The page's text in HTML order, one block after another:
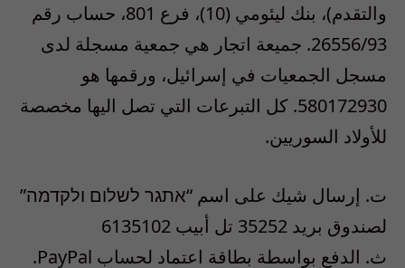
والتقدم)، بنك ليئومي (10)، فرع 801، حساب رقم
26556/93. جميعة اتجار هي جمعية مسجلة لدى
مسجل الجمعيات في إسرائيل، ورقمها هو
580172930. كل التبرعات التي تصل اليها مخصصة
للأولاد السوريين.
ت‌. إرسال شيك على اسم “אתגר לשלום ולקדמה”
لصندوق بريد 35252 تل أبيب 6135102
ث‌. الدفع بواسطة بطاقة اعتماد لحساب PayPal.